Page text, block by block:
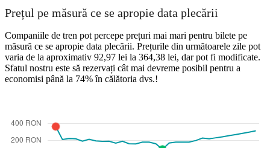
Prețul pe măsură ce se apropie data plecării
Companiile de tren pot percepe prețuri mai mari pentru bilete pe
măsură ce se apropie data plecării. Prețurile din următoarele zile pot
varia de la aproximativ 92,97 lei la 364,38 lei, dar pot fi modificate.
Sfatul nostru este să rezervați cât mai devreme posibil pentru a
economisi până la 74% în călătoria dvs.!